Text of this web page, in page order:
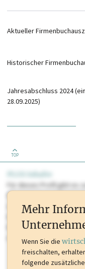
Aktueller
Historischer
Jahresabschluss 2024
28.09.2025)
TOP
PLUS Inhalte
Für dieses Profil gibt es
Sie momentan nicht
oder loggen Sie sich ein
Marken, Patente,
mehr.
Mehr
Wenn Sie die
freischalten,
folgende